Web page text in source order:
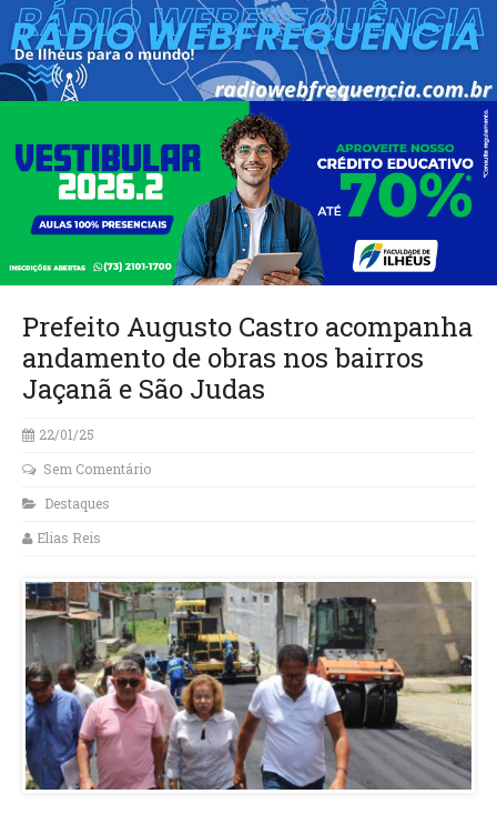
Prefeito Augusto Castro acompanha
andamento de obras nos bairros
Jaçanã e São Judas
22/01/25
Sem Comentário
Destaques
Elias Reis